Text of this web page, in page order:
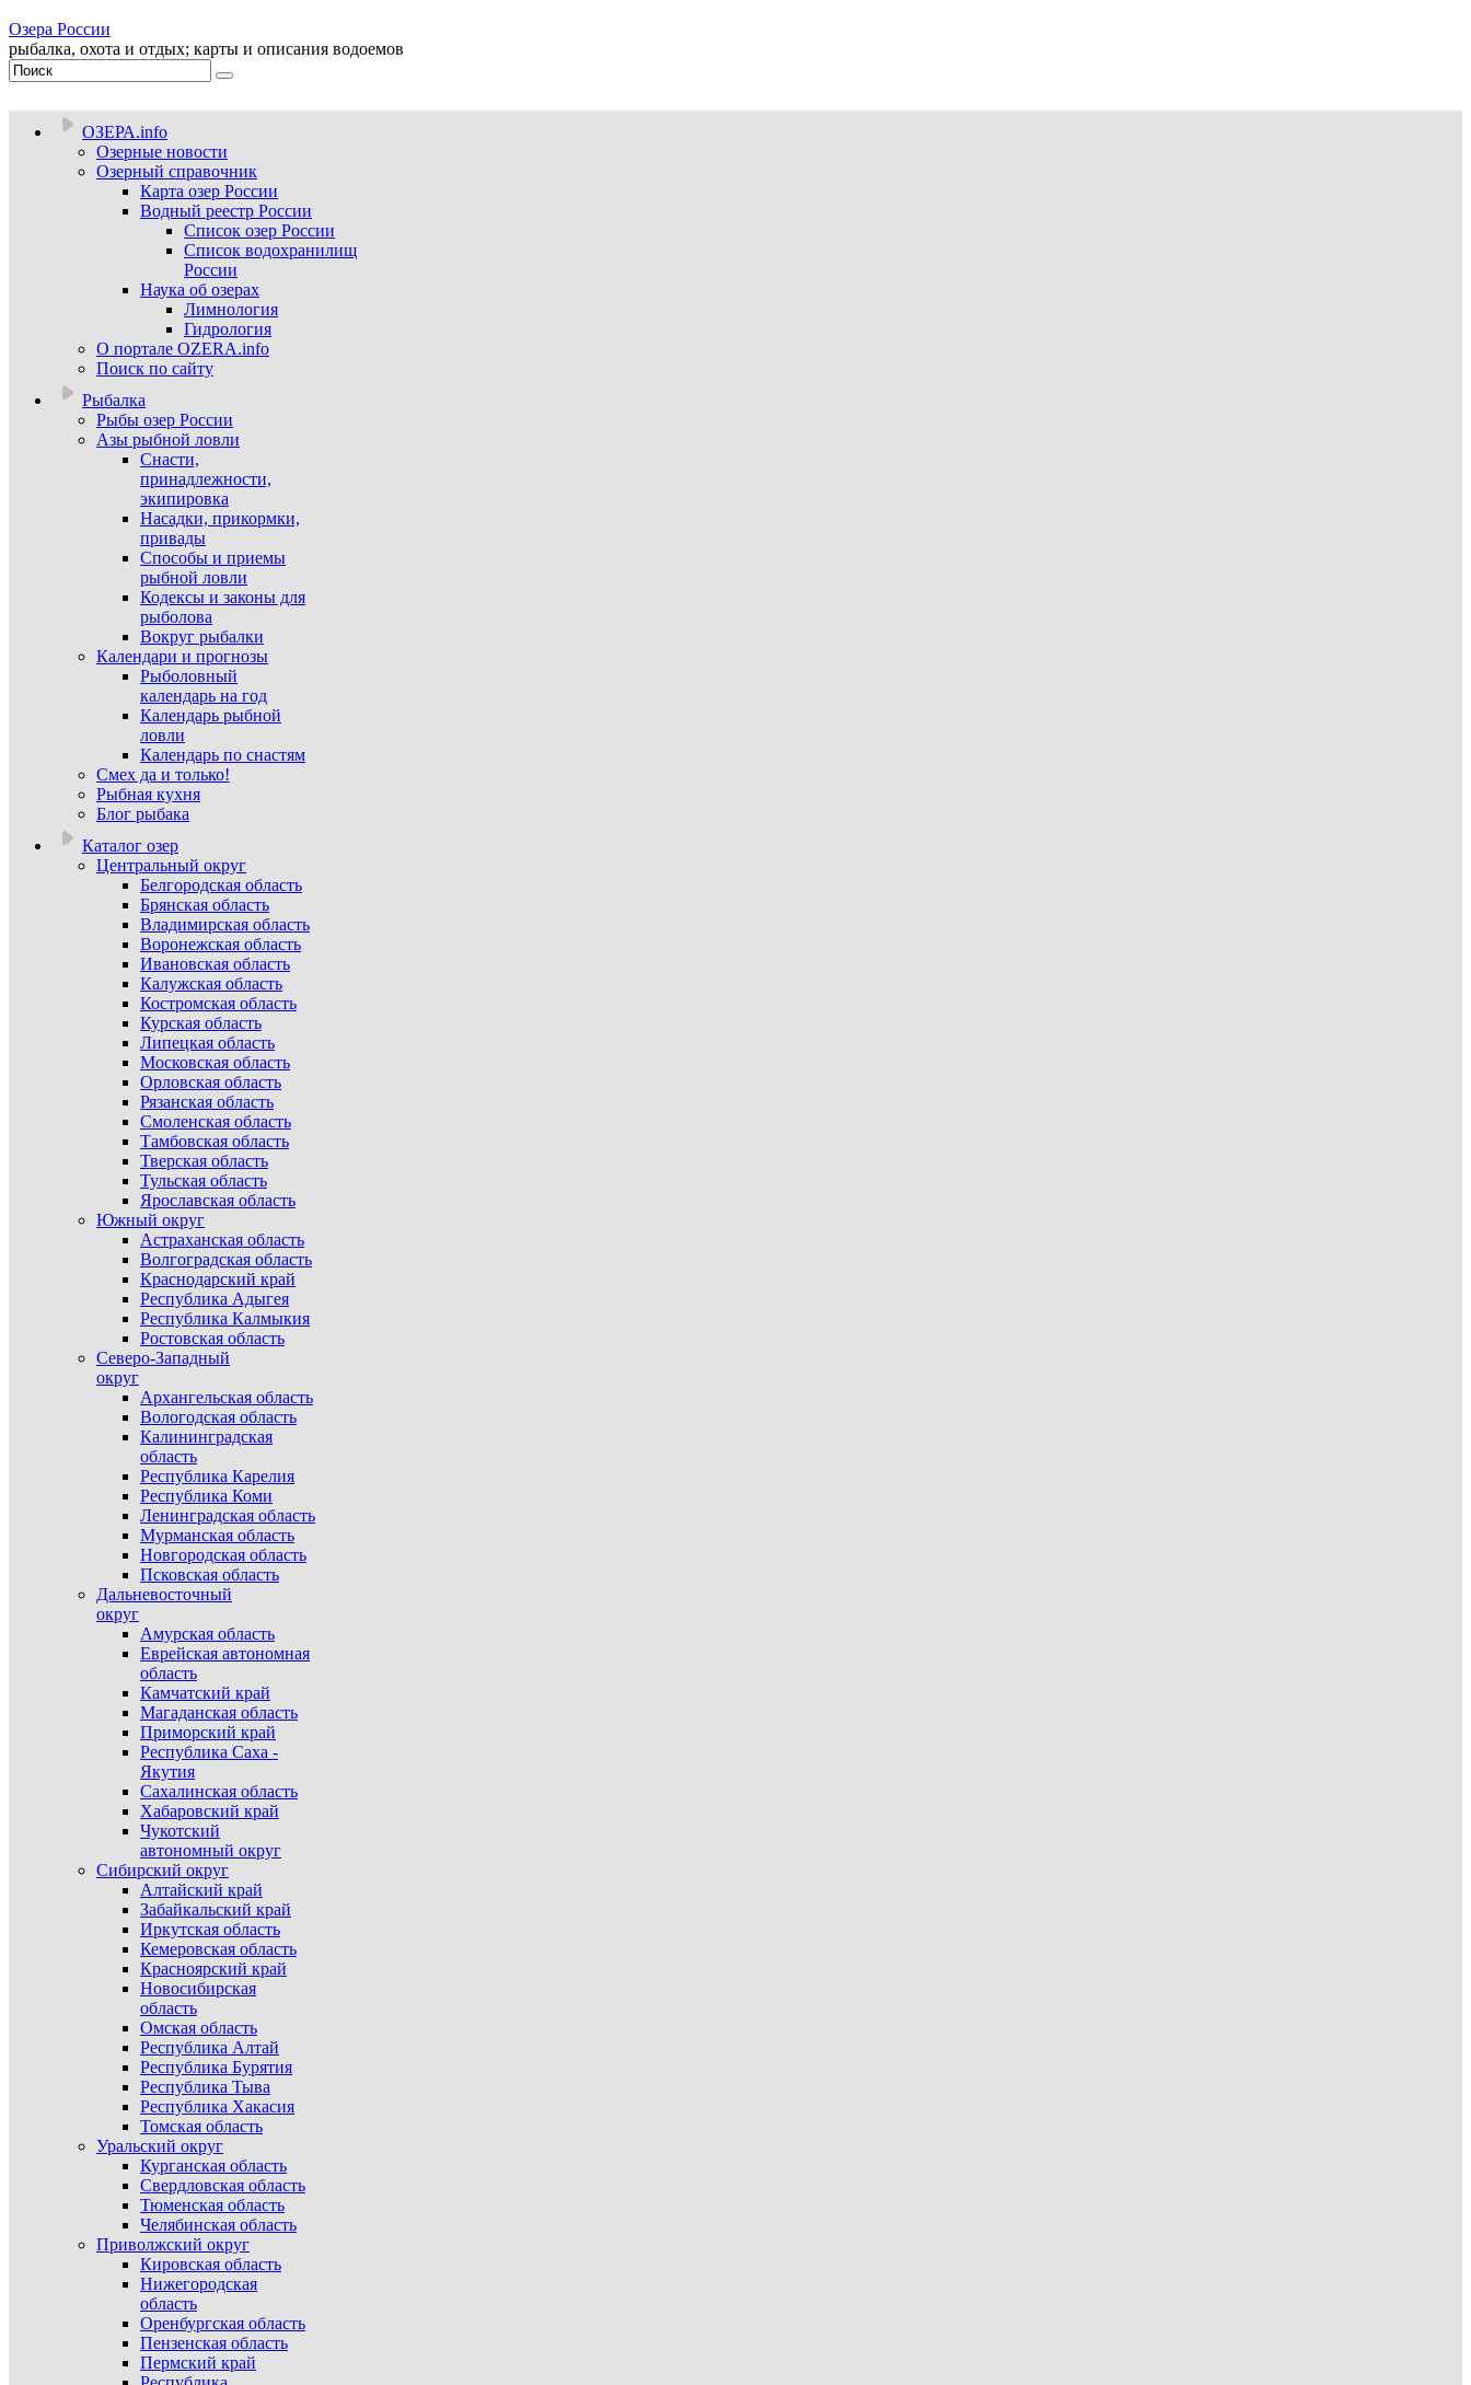
Озера России
рыбалка, охота и отдых; карты и описания водоемов
ОЗЕРА.info
Озерные новости
Озерный справочник
Карта озер России
Водный реестр России
Список озер России
Список водохранилищ
России
Наука об озерах
Лимнология
Гидрология
О портале OZERA.info
Поиск по сайту
Рыбалка
Рыбы озер России
Азы рыбной ловли
Снасти,
принадлежности,
экипировка
Насадки, прикормки,
привады
Способы и приемы
рыбной ловли
Кодексы и законы для
рыболова
Вокруг рыбалки
Календари и прогнозы
Рыболовный
календарь на год
Календарь рыбной
ловли
Календарь по снастям
Смех да и только!
Рыбная кухня
Блог рыбака
Каталог озер
Центральный округ
Белгородская область
Брянская область
Владимирская область
Воронежская область
Ивановская область
Калужская область
Костромская область
Курская область
Липецкая область
Московская область
Орловская область
Рязанская область
Смоленская область
Тамбовская область
Тверская область
Тульская область
Ярославская область
Южный округ
Астраханская область
Волгоградская область
Краснодарский край
Республика Адыгея
Республика Калмыкия
Ростовская область
Северо-Западный
округ
Архангельская область
Вологодская область
Калининградская
область
Республика Карелия
Республика Коми
Ленинградская область
Мурманская область
Новгородская область
Псковская область
Дальневосточный
округ
Амурская область
Еврейская автономная
область
Камчатский край
Магаданская область
Приморский край
Республика Саха -
Якутия
Сахалинская область
Хабаровский край
Чукотский
автономный округ
Сибирский округ
Алтайский край
Забайкальский край
Иркутская область
Кемеровская область
Красноярский край
Новосибирская
область
Омская область
Республика Алтай
Республика Бурятия
Республика Тыва
Республика Хакасия
Томская область
Уральский округ
Курганская область
Свердловская область
Тюменская область
Челябинская область
Приволжский округ
Кировская область
Нижегородская
область
Оренбургская область
Пензенская область
Пермский край